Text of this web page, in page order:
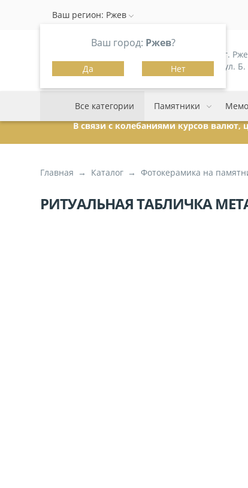
Ваш город: Ржев?
Да Нет
Ваш регион: Ржев
г.
ул.
Все категории Памятники
В связи с колебаниями курсов
Главная Каталог Фотокерамика на
РИТУАЛЬНАЯ ТАБЛИЧКА